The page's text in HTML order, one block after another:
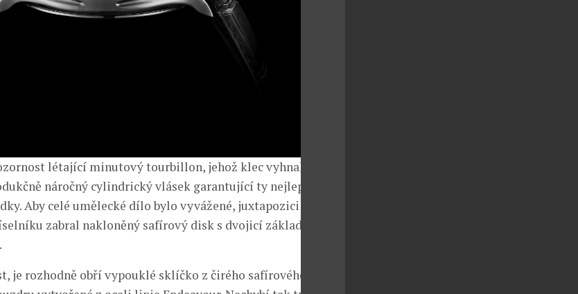
létající minutový tourbillon, jehož klec vyhnal do
náročný cylindrický vlásek garantující ty nejlepší
Aby celé umělecké dílo bylo vyvážené, juxtapozici v
zabral nakloněný safírový disk s dvojicí základních
je rozhodně obří vypouklé sklíčko z čirého safírového